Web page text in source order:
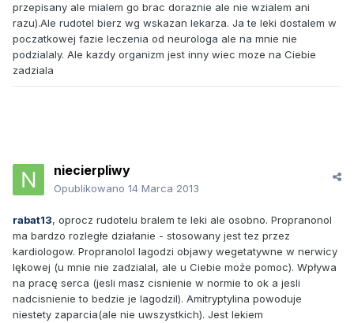
przepisany ale mialem go brac doraznie ale nie wzialem ani
razu).Ale rudotel bierz wg wskazan lekarza. Ja te leki dostalem w
poczatkowej fazie leczenia od neurologa ale na mnie nie
podzialaly. Ale kazdy organizm jest inny wiec moze na Ciebie
zadziala
niecierpliwy
Opublikowano 14 Marca 2013
rabat13, oprocz rudotelu bralem te leki ale osobno. Propranonol
ma bardzo rozległe działanie - stosowany jest tez przez
kardiologow. Propranolol lagodzi objawy wegetatywne w nerwicy
lękowej (u mnie nie zadzialal, ale u Ciebie może pomoc). Wpływa
na pracę serca (jesli masz cisnienie w normie to ok a jesli
nadcisnienie to bedzie je lagodzil). Amitryptylina powoduje
niestety zaparcia(ale nie uwszystkich). Jest lekiem